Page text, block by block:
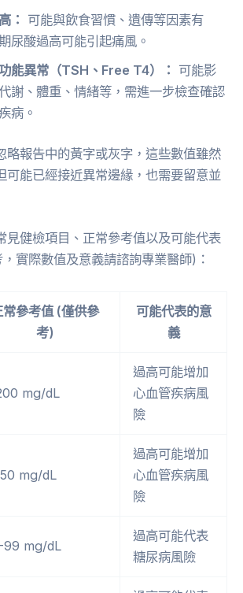
： 可能與飲食習慣、遺傳等因素有
尿酸過高可能引起痛風。
能異常（TSH、Free T4）： 可能影
謝、體重、情緒等，需進一步檢查確認
病。
略報告中的黃字或灰字，這些數值雖然
可能已經接近異常邊緣，也需要留意並
見健檢項目、正常參考值以及可能代表
實際數值及意義請諮詢專業醫師)：
常參考值 (僅供參
考)
可能代表的意
義
mg/dL
過高可能增加
心血管疾病風
險
mg/dL
過高可能增加
心血管疾病風
險
99 mg/dL
過高可能代表
糖尿病風險